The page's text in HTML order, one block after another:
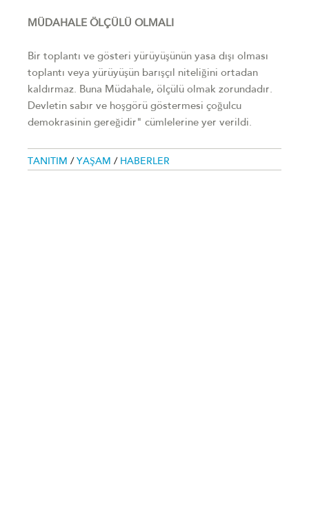
MÜDAHALE ÖLÇÜLÜ OLMALI
Bir toplantı ve gösteri yürüyüşünün yasa dışı olması
toplantı veya yürüyüşün barışçıl niteliğini ortadan
kaldırmaz. Buna Müdahale, ölçülü olmak zorundadır.
Devletin sabır ve hoşgörü göstermesi çoğulcu
demokrasinin gereğidir" cümlelerine yer verildi.
TANITIM / YAŞAM / HABERLER